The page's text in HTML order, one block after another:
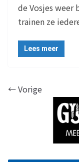
de Vosjes weer
trainen ze
Lees meer
← Vorige